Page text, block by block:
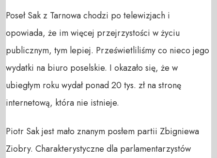
Poseł Sak z Tarnowa chodzi po telewizjach i
opowiada, że im więcej przejrzystości w życiu
publicznym, tym lepiej. Prześwietliliśmy co nieco jego
wydatki na biuro poselskie. I okazało się, że w
ubiegłym roku wydał ponad 20 tys. zł na stronę
internetową, która nie istnieje.
Piotr Sak jest mało znanym posłem partii Zbigniewa
Ziobry. Charakterystyczne dla parlamentarzystów